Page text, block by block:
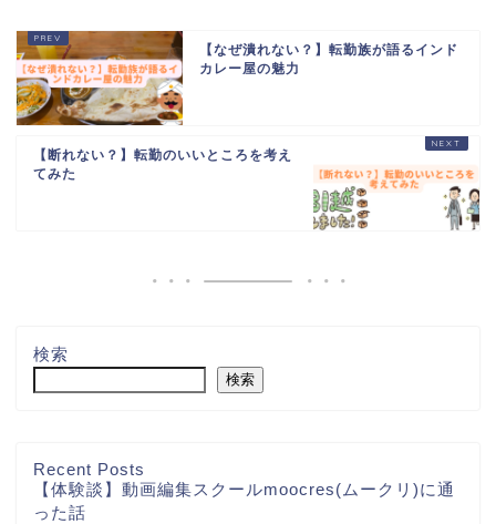
【なぜ潰れない？】転勤族が語るインド
カレー屋の魅力
【断れない？】転勤のいいところを考え
てみた
検索
検索
Recent Posts
【体験談】動画編集スクールmoocres(ムークリ)に通
った話